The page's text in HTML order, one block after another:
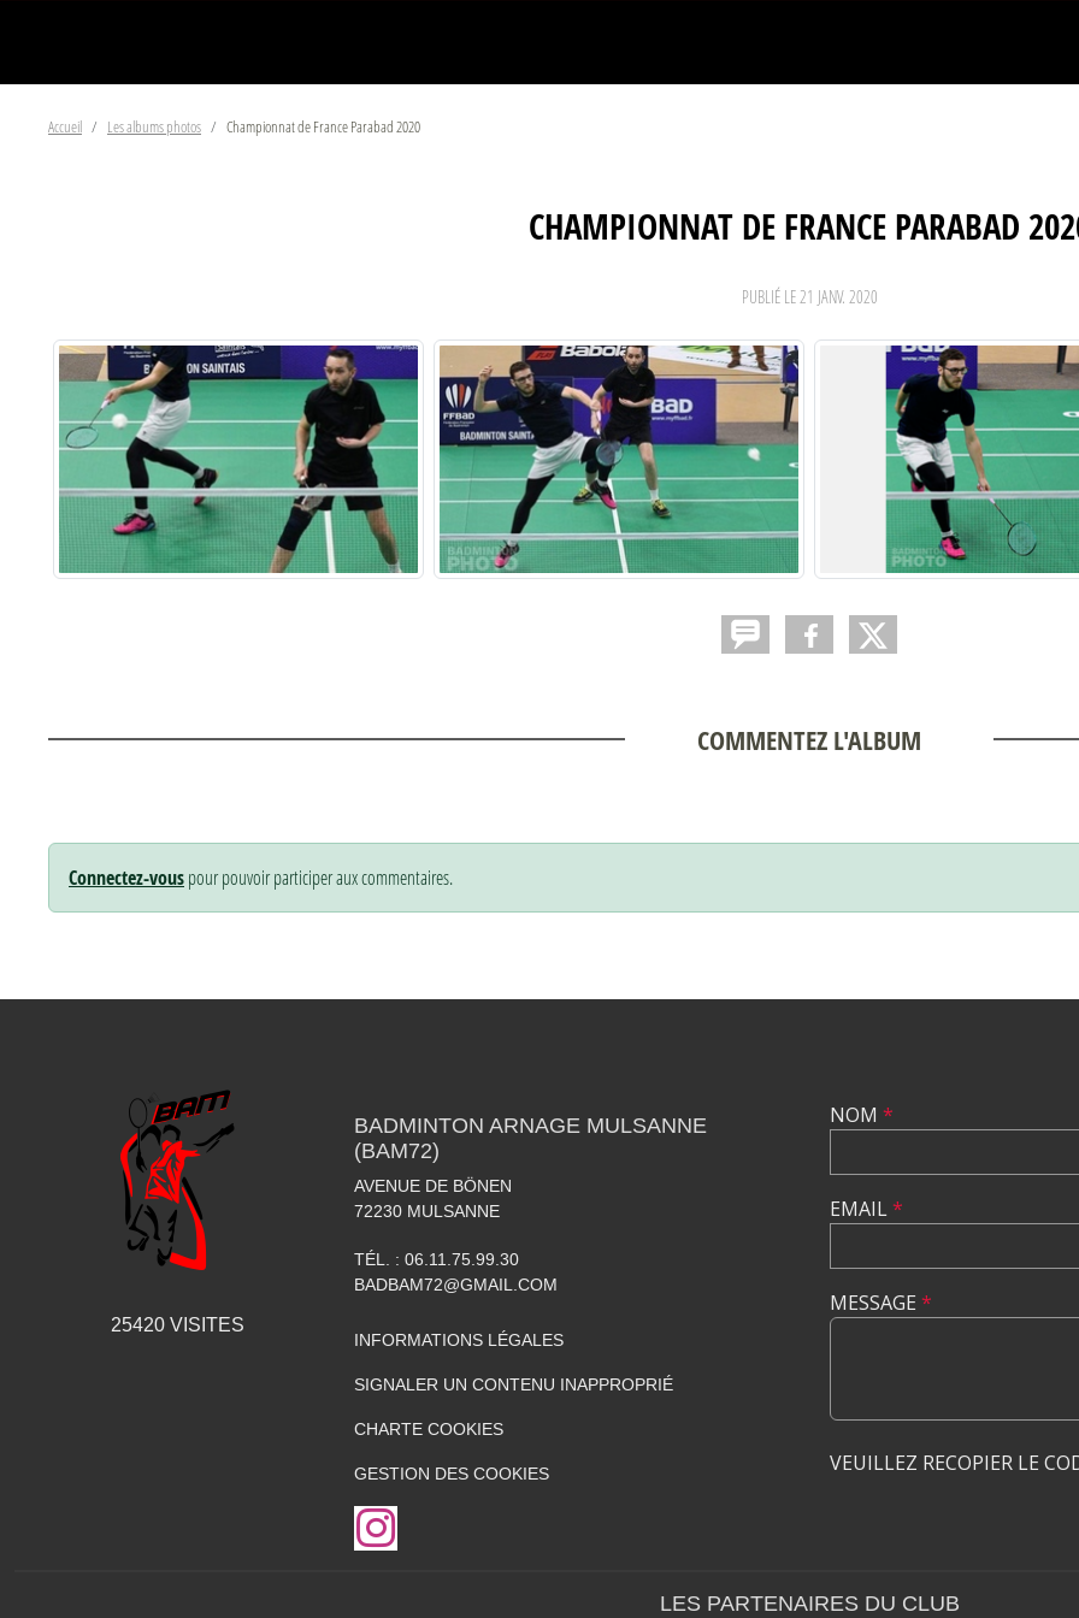
Accueil Les albums photos Championnat de France Parabad 2020
CHAMPIONNAT DE FRANCE PARABAD
PUBLIÉ LE 21 JANV. 2020
COMMENTEZ L'ALBUM
Connectez-vouspour pouvoir participer aux commentaires.
25420VISITES
BADMINTON ARNAGE MULSANNE
(BAM72)
AVENUE DE BÖNEN
72230 MULSANNE
TÉL. : 06.11.75.99.30
BADBAM72@GMAIL.COM
INFORMATIONS LÉGALES
SIGNALER UN CONTENU INAPPROPRIÉ
CHARTE COOKIES
GESTION DES COOKIES
NOM *
EMAIL*
MESSAGE *
VEUILLEZ RECOPIER LE
LES PARTENAIRES DU CLUB